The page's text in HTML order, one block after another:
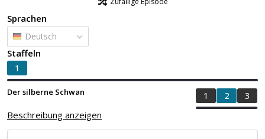
Sprachen
Deutsch
Staffeln
1
Der silberne Schwan 1 2
3
Beschreibung anzeigen